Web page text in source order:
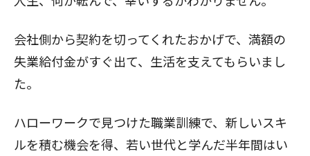
会社側から契約を切ってくれたおかげで、満額の
失業給付金がすぐ出て、生活を支えてもらいまし
た。
ハローワークで見つけた職業訓練で、新しいスキ
ルを積む機会を得、若い世代と学んだ半年間はい